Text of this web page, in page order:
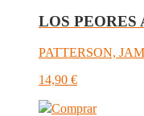
LOS PEORES
PATTERSON,
14,90 €
Comprar